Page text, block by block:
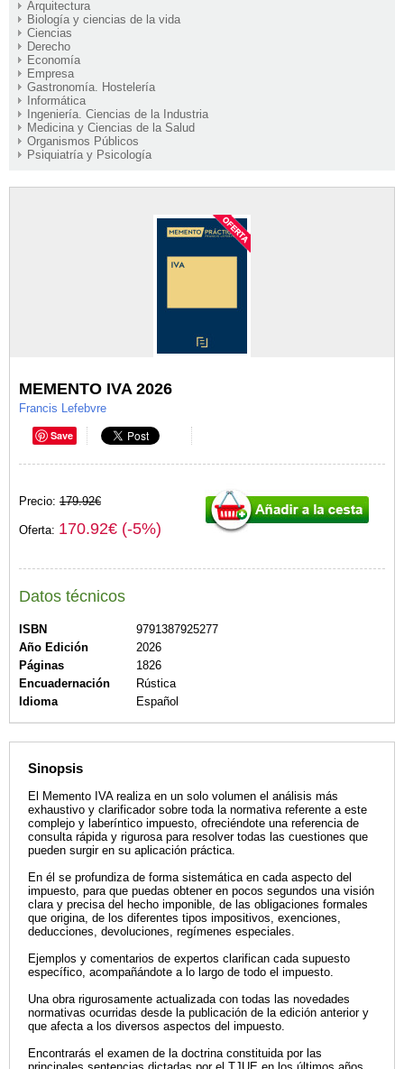
Arquitectura
Biología y ciencias de la vida
Ciencias
Derecho
Economía
Empresa
Gastronomía. Hostelería
Informática
Ingeniería. Ciencias de la Industria
Medicina y Ciencias de la Salud
Organismos Públicos
Psiquiatría y Psicología
MEMENTO IVA 2026
Francis Lefebvre
Save
Precio: 179.92€
Oferta: 170.92€ (-5%)
Datos técnicos
ISBN
9791387925277
Año Edición
2026
Páginas
1826
Encuadernación
Rústica
Idioma
Español
Sinopsis
El Memento IVA realiza en un solo volumen el análisis más
exhaustivo y clarificador sobre toda la normativa referente a este
complejo y laberíntico impuesto, ofreciéndote una referencia de
consulta rápida y rigurosa para resolver todas las cuestiones que
pueden surgir en su aplicación práctica.
En él se profundiza de forma sistemática en cada aspecto del
impuesto, para que puedas obtener en pocos segundos una visión
clara y precisa del hecho imponible, de las obligaciones formales
que origina, de los diferentes tipos impositivos, exenciones,
deducciones, devoluciones, regímenes especiales.
Ejemplos y comentarios de expertos clarifican cada supuesto
específico, acompañándote a lo largo de todo el impuesto.
Una obra rigurosamente actualizada con todas las novedades
normativas ocurridas desde la publicación de la edición anterior y
que afecta a los diversos aspectos del impuesto.
Encontrarás el examen de la doctrina constituida por las